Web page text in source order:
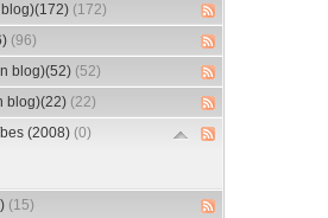
blog)(172) (172)
(96)
blog)(52) (52)
blog)(22) (22)
(2008) (0)
(15)